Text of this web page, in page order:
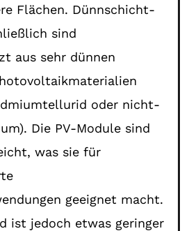
Flächen. Dünnschicht-
sind
aus sehr dünnen
oder nicht-
Die PV-Module sind
was sie für
geeignet macht.
ist jedoch etwas geringer